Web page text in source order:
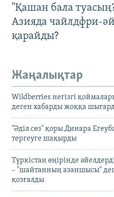
"Қашан бала
Азияда чайлдфри-
қарайды?
Жаңалықтар
Wildberries негізгі
деген хабарды жоққа
"Әділ сөз" қоры Динара
тергеуге шақырды
Түркістан өңірінде
– "шайтанның азаншысы"
қозғалды